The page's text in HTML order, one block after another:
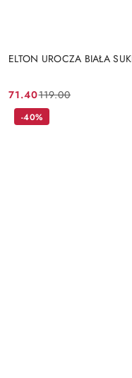
ELTON UROCZA BIAŁA
Cena
promocyjna:
71.40
Cena
przed
119.00
-40%